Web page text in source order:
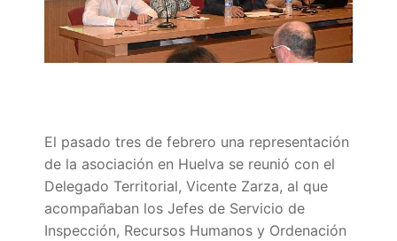
Quiénes somos
Delegaciones
Adián Cádiz
Adián Córdoba
Adián Granada
Enlaces
Consejería de Educación
FEDADi
Contacto
Hazte Socio
El pasado tres de febrero una representación
de la asociación en Huelva se reunió con el
Delegado Territorial, Vicente Zarza, al que
acompañaban los Jefes de Servicio de
Inspección, Recursos Humanos y Ordenación